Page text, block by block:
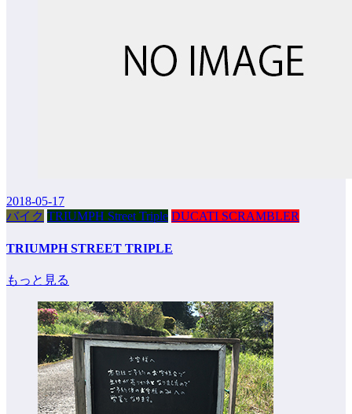
2018-05-17
バイク TRIUMPH Street Triple DUCATI SCRAMBLER
TRIUMPH STREET TRIPLE
もっと見る